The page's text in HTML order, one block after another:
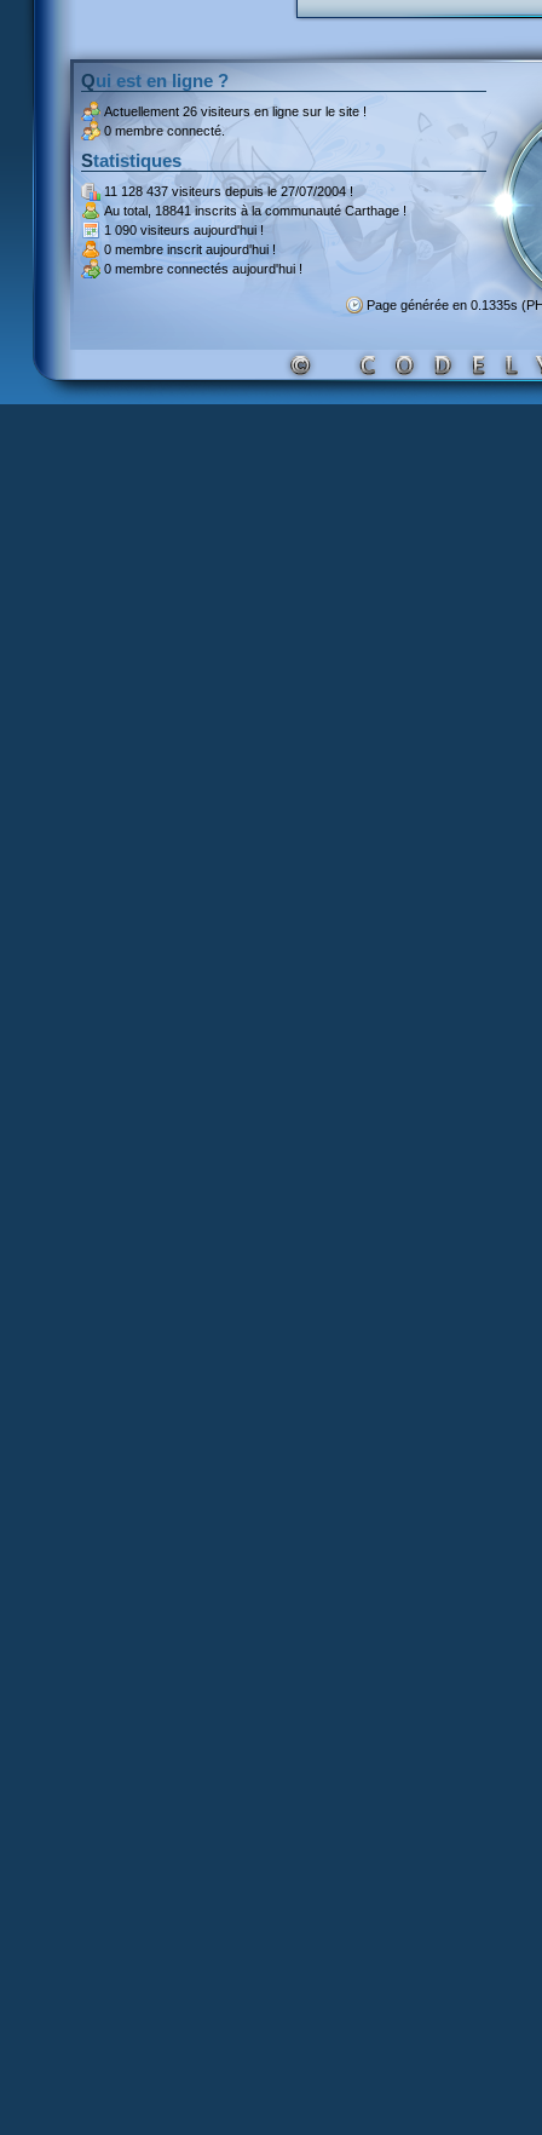
Qui est en ligne ?
Actuellement 26 visiteurs en ligne sur le site !
0 membre connecté.
Statistiques
11 128 437 visiteursdepuis le 27/07/2004 !
Au total, 18841 inscritsà la communauté Carthage !
1 090 visiteurs aujourd'hui !
0 membre inscrit aujourd'hui !
0 membre connectés aujourd'hui !
Page générée en 0.1335s